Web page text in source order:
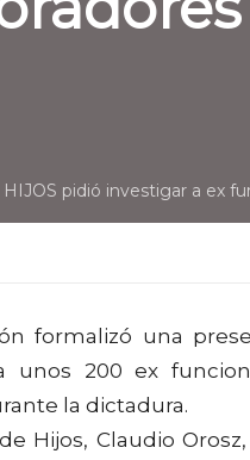
HIJOS pidió investigar a ex
formalizó una
unos 200 ex
la dictadura.
Hijos, Claudio